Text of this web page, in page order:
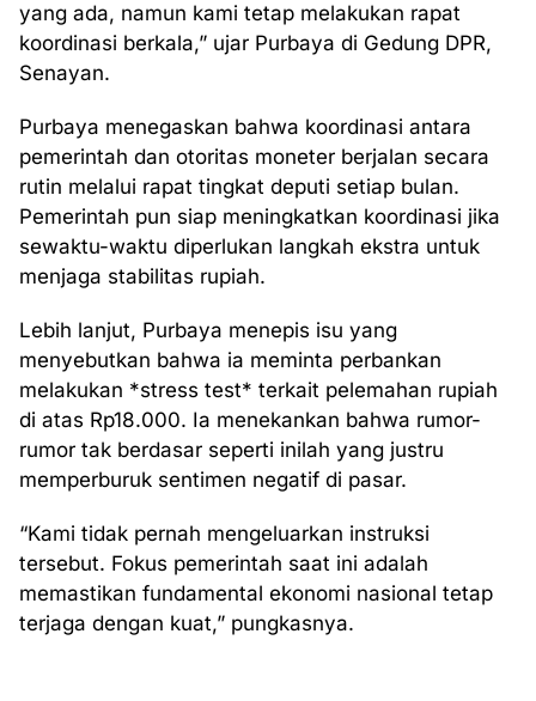
yang ada, namun kami tetap melakukan rapat
koordinasi berkala,” ujar Purbaya di Gedung DPR,
Senayan.
Purbaya menegaskan bahwa koordinasi antara
pemerintah dan otoritas moneter berjalan secara
rutin melalui rapat tingkat deputi setiap bulan.
Pemerintah pun siap meningkatkan koordinasi jika
sewaktu-waktu diperlukan langkah ekstra untuk
menjaga stabilitas rupiah.
Lebih lanjut, Purbaya menepis isu yang
menyebutkan bahwa ia meminta perbankan
melakukan *stress test* terkait pelemahan rupiah
di atas Rp18.000. Ia menekankan bahwa rumor-
rumor tak berdasar seperti inilah yang justru
memperburuk sentimen negatif di pasar.
“Kami tidak pernah mengeluarkan instruksi
tersebut. Fokus pemerintah saat ini adalah
memastikan fundamental ekonomi nasional tetap
terjaga dengan kuat,” pungkasnya.